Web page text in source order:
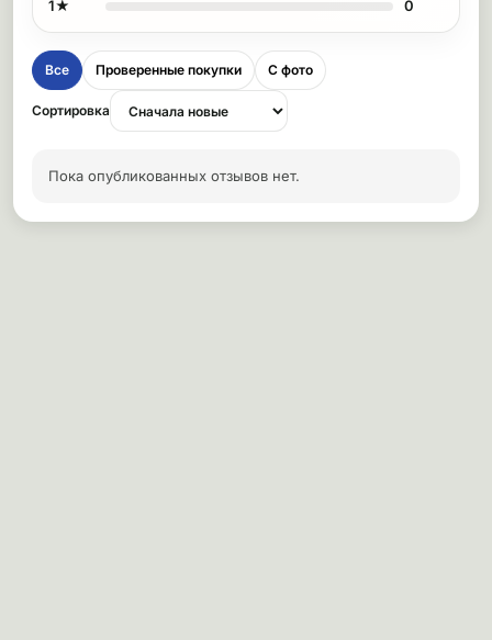
1★
0
Все Проверенные покупки С фото
Сортировка
Пока опубликованных отзывов нет.